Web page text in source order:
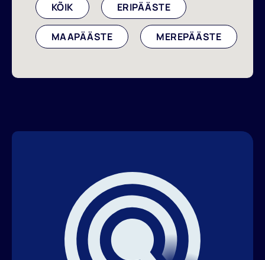
KÕIK ERIPÄÄSTE
MAAPÄÄSTE MEREPÄÄSTE